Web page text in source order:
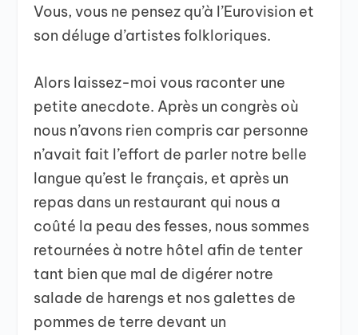
Vous, vous ne pensez qu’à l’Eurovision et
son déluge d’artistes folkloriques.
Alors laissez-moi vous raconter une
petite anecdote. Après un congrès où
nous n’avons rien compris car personne
n’avait fait l’effort de parler notre belle
langue qu’est le français, et après un
repas dans un restaurant qui nous a
coûté la peau des fesses, nous sommes
retournées à notre hôtel afin de tenter
tant bien que mal de digérer notre
salade de harengs et nos galettes de
pommes de terre devant un